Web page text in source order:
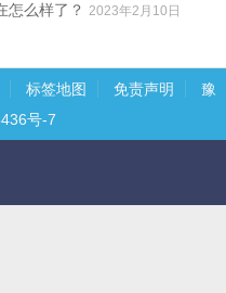
怎么样了？ 2023年2月10日
标签地图 免责声明
豫
号-7